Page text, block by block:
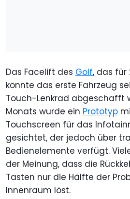
Das Facelift des Golf, das für
könnte das erste Fahrzeug
Touch-Lenkrad abgeschafft
Monats wurde ein Prototyp
Touchscreen für das
gesichtet, der jedoch über
Bedienelemente verfügt.
der Meinung, dass die
Tasten nur die Hälfte der
Innenraum löst.